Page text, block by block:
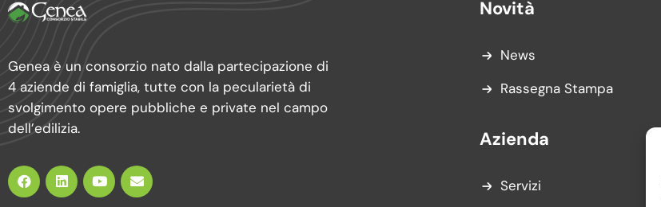
Genea è un consorzio nato dalla partecipazione di
4 aziende di famiglia, tutte con la pecularietà di
svolgimento opere pubbliche e private nel campo
dell’edilizia.
Novità
News
Rassegna Stampa
Azienda
Servizi